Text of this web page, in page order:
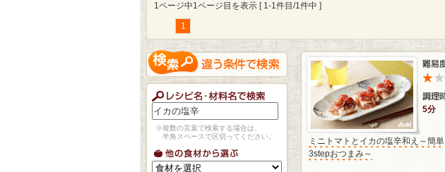
1ページ中1ページ目を表示 [ 1-1件目/1件中 ]
1
※複数の言葉で検索する場合は、
半角スペースで区切ってください。
5分
ミニトマトとイカの塩辛和え～簡単
3stepおつまみ～